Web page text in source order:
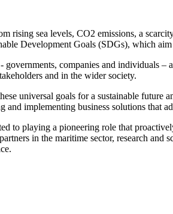
rising sea levels, CO2 emissions, a
Development Goals (SDGs), which
companies and individuals
and in the wider society.
universal goals for a sustainable
implementing business solutions that
to playing a pioneering role that
in the maritime sector, research